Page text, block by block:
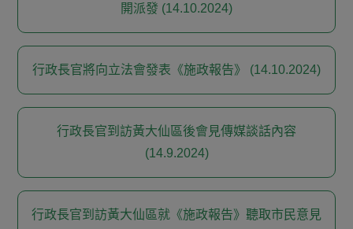
開派發 (14.10.2024)
行政長官將向立法會發表《施政報告》 (14.10.2024)
行政長官到訪黃大仙區後會見傳媒談話內容
(14.9.2024)
行政長官到訪黃大仙區就《施政報告》聽取市民意見